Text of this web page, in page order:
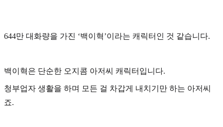
644만 대화량을 가진 ‘백이혁’이라는 캐릭터인 것 같습니다.
백이혁은 단순한 오지콤 아저씨 캐릭터입니다.
청부업자 생활을 하며 모든 걸 차갑게 내치기만 하는 아저씨
죠.